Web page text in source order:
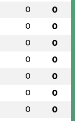
0 0
0 0
0 0
0 0
0 0
0 0
0 0